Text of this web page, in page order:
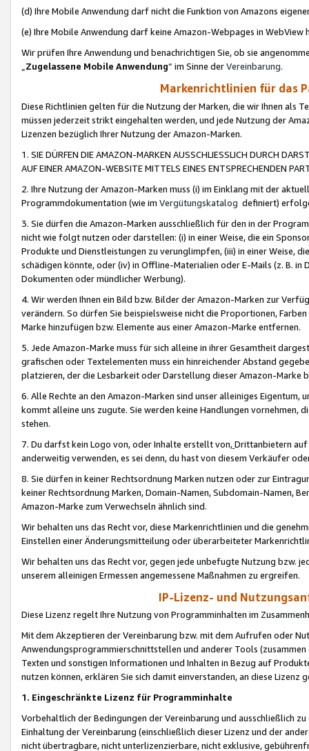
(d) Ihre Mobile Anwendung darf nicht die Funktion von Amazons
(e) Ihre Mobile Anwendung darf keine Amazon-Webpages in WebView
Wir prüfen Ihre Anwendung und benachrichtigen Sie, ob sie
„Zugelassene Mobile Anwendung“ im Sinne derVereinbarung.
Markenrichtlinien für das
Diese Richtlinien gelten für die Nutzung der Marken, die wir Ihnen als
müssen jederzeit strikt eingehalten werden, und jede Nutzung der
Lizenzen bezüglich Ihrer Nutzung der Amazon-Marken.
1. SIE DÜRFEN DIE AMAZON-MARKEN AUSSCHLIESSLICH DURCH
AUF EINER AMAZON-WEBSITE MITTELS EINES ENTSPRECHENDEN
2. Ihre Nutzung der Amazon-Marken muss (i) im Einklang mit der
Programmdokumentation (wie im Vergütungskatalog definiert)
3. Sie dürfen die Amazon-Marken ausschließlich für den in der
nicht wie folgt nutzen oder darstellen: (i) in einer Weise, die ein
Produkte und Dienstleistungen zu verunglimpfen, (iii) in einer Weise,
schädigen könnte, oder (iv) in Offline-Materialien oder E-Mails (z. B. in
Dokumenten oder mündlicher Werbung).
4. Wir werden Ihnen ein Bild bzw. Bilder der Amazon-Marken zur
verändern. So dürfen Sie beispielsweise nicht die Proportionen,
Marke hinzufügen bzw. Elemente aus einer Amazon-Marke entfernen.
5. Jede Amazon-Marke muss für sich alleine in ihrer Gesamtheit
grafischen oder Textelementen muss ein hinreichender Abstand
platzieren, der die Lesbarkeit oder Darstellung dieser Amazon-Marke
6. Alle Rechte an den Amazon-Marken sind unser alleiniges
kommt alleine uns zugute. Sie werden keine Handlungen vornehmen,
stehen.
7. Du darfst kein Logo von, oder Inhalte erstellt von,Drittanbietern auf
anderweitig verwenden, es sei denn, du hast von diesem Verkäufer
8. Sie dürfen in keiner Rechtsordnung Marken nutzen oder zur
keiner Rechtsordnung Marken, Domain-Namen, Subdomain-Namen,
Amazon-Marke zum Verwechseln ähnlich sind.
Wir behalten uns das Recht vor, diese Markenrichtlinien und die
Einstellen einer Änderungsmitteilung oder überarbeiteter
Wir behalten uns das Recht vor, gegen jede unbefugte Nutzung bzw.
unserem alleinigen Ermessen angemessene Maßnahmen zu ergreifen.
IP-Lizenz- und
Diese Lizenz regelt Ihre Nutzung von Programminhalten im
Mit dem Akzeptieren der Vereinbarung bzw. mit dem Aufrufen oder
Anwendungsprogrammierschnittstellen und anderer Tools (zusammen
Texten und sonstigen Informationen und Inhalten in Bezug auf
nutzen können, erklären Sie sich damit einverstanden, an diese Lizenz
1. Eingeschränkte Lizenz für Programminhalte
Vorbehaltlich der Bedingungen der Vereinbarung und ausschließlich
Einhaltung der Vereinbarung (einschließlich dieser Lizenz und der
nicht übertragbare, nicht unterlizenzierbare, nicht exklusive,